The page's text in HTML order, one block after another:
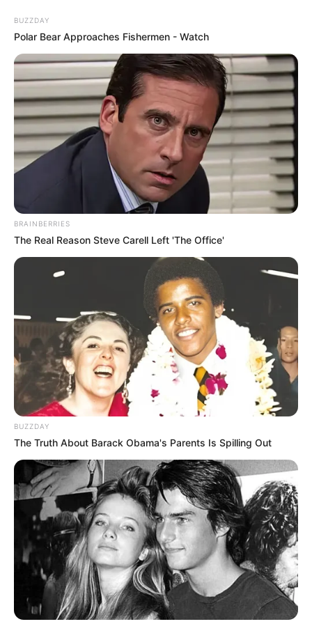
Como Fazer Velas Decorativas
Passo a Passo
BUZZDAY
Polar Bear Approaches Fishermen - Watch
BRAINBERRIES
The Real Reason Steve Carell Left 'The Office'
BUZZDAY
The Truth About Barack Obama's Parents Is Spilling Out